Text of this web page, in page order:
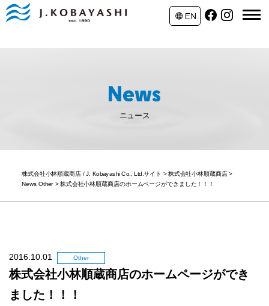
ニュース
株式会社小林順蔵商店 / J. Kobayashi Co., Ltd.サイト >株式会社小林順蔵商店 >
News Other >株式会社小林順蔵商店のホームページができました！！！
2016.10.01 Other
株式会社小林順蔵商店のホームページができ
ました！！！